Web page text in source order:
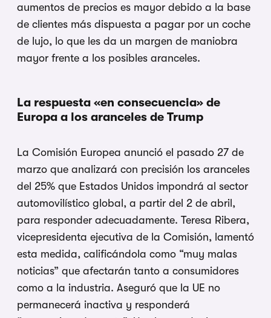
aumentos de precios es mayor debido a la base
de clientes más dispuesta a pagar por un coche
de lujo, lo que les da un margen de maniobra
mayor frente a los posibles aranceles.
La respuesta «en consecuencia» de
Europa a los aranceles de Trump
La Comisión Europea anunció el pasado 27 de
marzo que analizará con precisión los aranceles
del 25% que Estados Unidos impondrá al sector
automovilístico global, a partir del 2 de abril,
para responder adecuadamente. Teresa Ribera,
vicepresidenta ejecutiva de la Comisión, lamentó
esta medida, calificándola como “muy malas
noticias” que afectarán tanto a consumidores
como a la industria. Aseguró que la UE no
permanecerá inactiva y responderá